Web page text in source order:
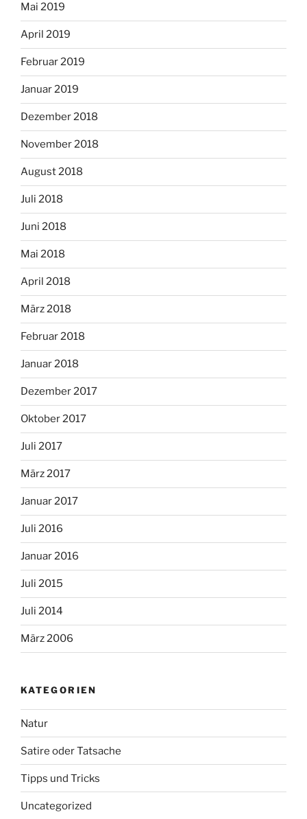
Mai 2019
April 2019
Februar 2019
Januar 2019
Dezember 2018
November 2018
August 2018
Juli 2018
Juni 2018
Mai 2018
April 2018
März 2018
Februar 2018
Januar 2018
Dezember 2017
Oktober 2017
Juli 2017
März 2017
Januar 2017
Juli 2016
Januar 2016
Juli 2015
Juli 2014
März 2006
KATEGORIEN
Natur
Satire oder Tatsache
Tipps und Tricks
Uncategorized